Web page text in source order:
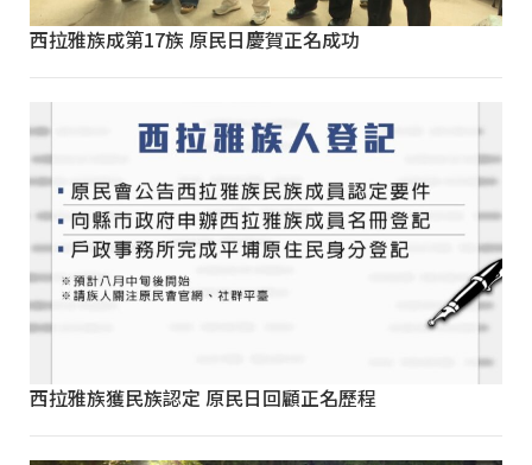
西拉雅族成第17族 原民日慶賀正名成功
西拉雅族獲民族認定 原民日回顧正名歷程